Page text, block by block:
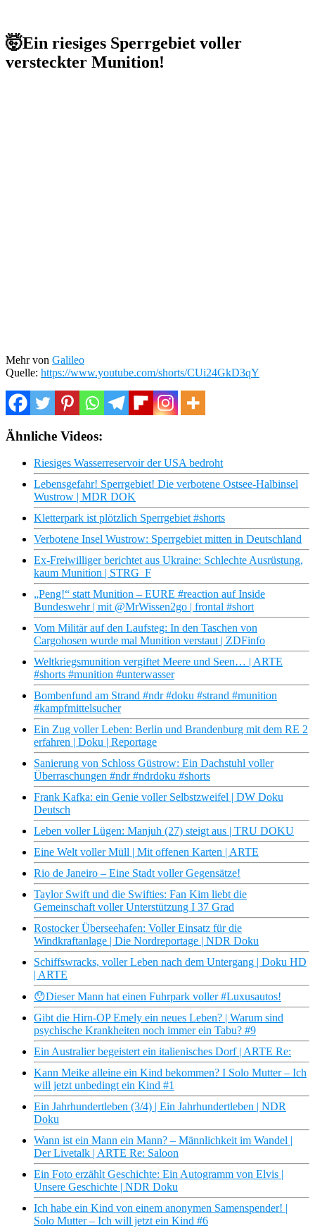
🤯Ein riesiges Sperrgebiet voller
versteckter Munition!
Mehr von Galileo
Quelle: https://www.youtube.com/shorts/CUi24GkD3qY
Ähnliche Videos:
Riesiges Wasserreservoir der USA bedroht
Lebensgefahr! Sperrgebiet! Die verbotene Ostsee-Halbinsel
Wustrow | MDR DOK
Kletterpark ist plötzlich Sperrgebiet #shorts
Verbotene Insel Wustrow: Sperrgebiet mitten in Deutschland
Ex-Freiwilliger berichtet aus Ukraine: Schlechte Ausrüstung,
kaum Munition | STRG_F
„Peng!“ statt Munition – EURE #reaction auf Inside
Bundeswehr | mit @MrWissen2go | frontal #short
Vom Militär auf den Laufsteg: In den Taschen von
Cargohosen wurde mal Munition verstaut | ZDFinfo
Weltkriegsmunition vergiftet Meere und Seen… | ARTE
#shorts #munition #unterwasser
Bombenfund am Strand #ndr #doku #strand #munition
#kampfmittelsucher
Ein Zug voller Leben: Berlin und Brandenburg mit dem RE 2
erfahren | Doku | Reportage
Sanierung von Schloss Güstrow: Ein Dachstuhl voller
Überraschungen #ndr #ndrdoku #shorts
Frank Kafka: ein Genie voller Selbstzweifel | DW Doku
Deutsch
Leben voller Lügen: Manjuh (27) steigt aus | TRU DOKU
Eine Welt voller Müll | Mit offenen Karten | ARTE
Rio de Janeiro – Eine Stadt voller Gegensätze!
Taylor Swift und die Swifties: Fan Kim liebt die
Gemeinschaft voller Unterstützung I 37 Grad
Rostocker Überseehafen: Voller Einsatz für die
Windkraftanlage | Die Nordreportage | NDR Doku
Schiffswracks, voller Leben nach dem Untergang | Doku HD
| ARTE
😯Dieser Mann hat einen Fuhrpark voller #Luxusautos!
Gibt die Hirn-OP Emely ein neues Leben? | Warum sind
psychische Krankheiten noch immer ein Tabu? #9
Ein Australier begeistert ein italienisches Dorf | ARTE Re:
Kann Meike alleine ein Kind bekommen? I Solo Mutter – Ich
will jetzt unbedingt ein Kind #1
Ein Jahrhundertleben (3/4) | Ein Jahrhundertleben | NDR
Doku
Wann ist ein Mann ein Mann? – Männlichkeit im Wandel |
Der Livetalk | ARTE Re: Saloon
Ein Foto erzählt Geschichte: Ein Autogramm von Elvis |
Unsere Geschichte | NDR Doku
Ich habe ein Kind von einem anonymen Samenspender! |
Solo Mutter – Ich will jetzt ein Kind #6